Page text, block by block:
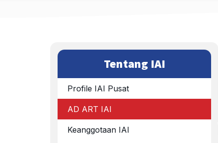
Tentang IAI
Profile IAI Pusat
AD ART IAI
Keanggotaan IAI